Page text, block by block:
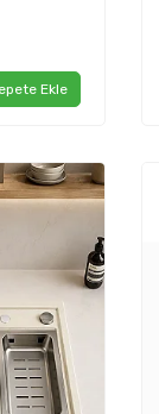
Ekle